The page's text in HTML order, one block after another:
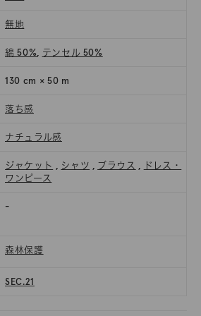
無地
綿 50%, テンセル 50%
130 cm × 50 m
落ち感
ナチュラル感
ジャケット , シャツ , ブラウス , ドレス・
ワンピース
-
森林保護
SEC.21